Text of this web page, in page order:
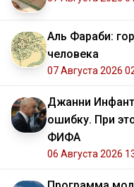
Аль Фараби:
человека
07 Августа 2026
Джанни
ошибку. При
ФИФА
06 Августа 2026